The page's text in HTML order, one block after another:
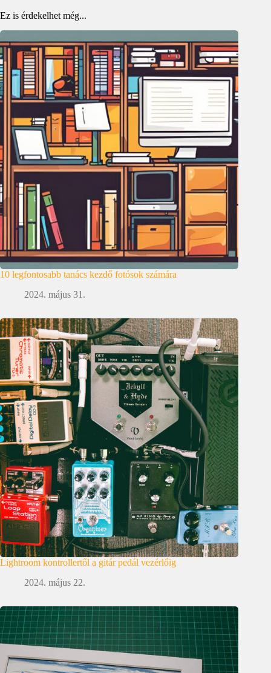
Ez is érdekelhet még...
10 legfontosabb tanács kezdő fotósok számára
2024. május 31.
Lightroom kontrollertől a gitár pedál vezérlőig
2024. május 22.